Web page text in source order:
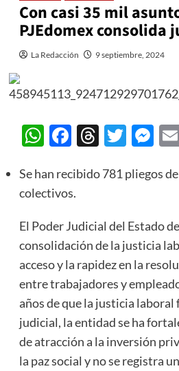
Con casi 35 mil
PJEdomex consolida
La Redacción 9 septiembre, 2024
WhatsApp
Facebook
Threads
Se han recibido 781 pliegos
colectivos.
El Poder Judicial del Estado
consolidación de la justicia
acceso y la rapidez en la
entre trabajadores y
años de que la justicia laboral
judicial, la entidad se ha
de atracción a la inversión
la paz social y no se registra